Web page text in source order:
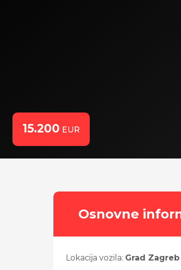
15.200 EUR
Osnovne
Lokacija vozila: Grad Zagreb